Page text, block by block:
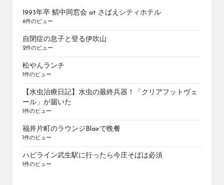
り1993年卒 鯖中同窓会 at さばえシティホテル
6件のビュー
自閉症の息子と登る伊吹山
2件のビュー
松やんランチ
1件のビュー
【水虫治療日記】水虫の最終兵器！「クリアフットヴェ
ール」が届いた
1件のビュー
福井片町のラウンジBlairで晩餐
1件のビュー
ハピライン武生駅に行ったら今庄そばは必須
1件のビュー